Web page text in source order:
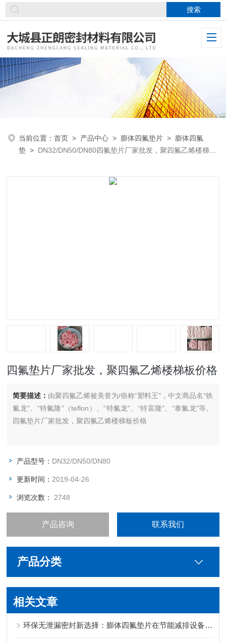
当前位置：首页 > 产品中心 > 膨体四氟垫片 > 膨体四氟
垫 > DN32/DN50/DN80四氟垫片厂家批发，聚四氟乙烯楼梯板
四氟垫片厂家批发，聚四氟乙烯楼梯板价格
简要描述： 由聚四氟乙烯被美誉为/俗称“塑料王"，中文商品名“铁
氟龙"、“特氟隆"（teflon）、“特氟龙"、“特富隆"、“泰氟龙"等。
四氟垫片厂家批发，聚四氟乙烯楼梯板价格
产品型号： DN32/DN50/DN80
更新时间： 2019-04-26
浏览次数： 2748
产品咨询 联系我们
产品分类
相关文章
环保无泄漏密封新选择：膨体四氟垫片在节能减排设备中的应用优势